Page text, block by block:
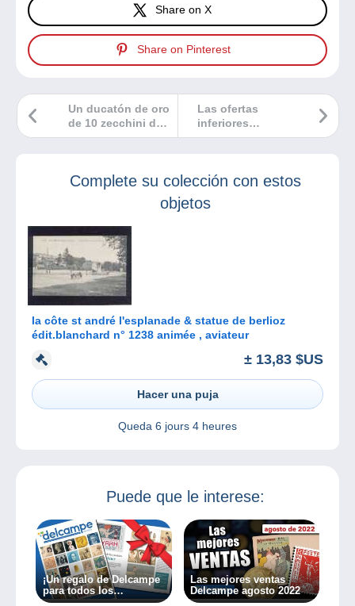
Share on X
Share on Pinterest
Las ofertas
inferiores
responden mejor a
Un ducatón de oro
de 10 zecchini de
Venecia | Tesoro
Complete su colección con estos
objetos
la côte st andré l'esplanade & statue de berlioz
édit.blanchard n° 1238 animée , aviateur
± 13,83 $US
Hacer una puja
Queda 6 jours 4 heures
Puede que le interese:
¡Un regalo de Delcampe
para todos los
coleccionistas!
Las mejores ventas
Delcampe agosto 2022